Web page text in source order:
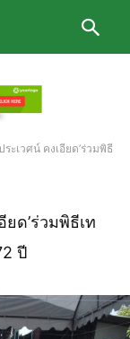
ะเวศน์ คงเอียด’ร่วมพิธี
ด’ร่วมพิธีเท
ปี